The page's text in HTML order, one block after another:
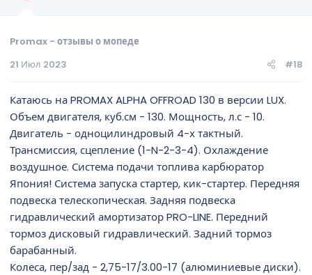
Promax - отзывы о мопеде
21 Июл 2023
#18
Катаюсь на PROMAX ALPHA OFFROAD 130 в версии LUX.
Объем двигателя, куб.см - 130. Мощность, л.с - 10.
Двигатель - одноцилиндровый 4-х тактный.
Трансмиссия, сцепление (1-N-2-3-4). Охлаждение
воздушное. Система подачи топлива карбюратор
Япония! Система запуска стартер, кик-стартер. Передняя
подвеска телескопическая. Задняя подвеска
гидравлический амортизатор PRO-LINE. Передний
тормоз дисковый гидравлический. Задний тормоз
барабанный.
Колеса, пер/зад - 2,75-17/3.00-17 (алюминиевые диски).